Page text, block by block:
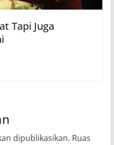
Tapi Juga
dipublikasikan. Ruas